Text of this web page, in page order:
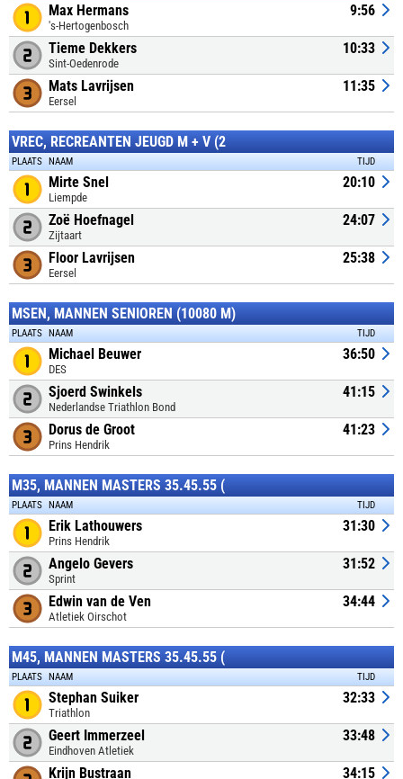
Max Hermans
's-Hertogenbosch
9:56
Tieme Dekkers
Sint-Oedenrode
10:33
Mats Lavrijsen
Eersel
11:35
VREC, RECREANTEN JEUGD M + V (2
PLAATS NAAM TIJD
Mirte Snel
Liempde
20:10
Zoë Hoefnagel
Zijtaart
24:07
Floor Lavrijsen
Eersel
25:38
MSEN, MANNEN SENIOREN (10080 M)
PLAATS NAAM TIJD
Michael Beuwer
DES
36:50
Sjoerd Swinkels
Nederlandse Triathlon Bond
41:15
Dorus de Groot
Prins Hendrik
41:23
M35, MANNEN MASTERS 35.45.55 (
PLAATS NAAM TIJD
Erik Lathouwers
Prins Hendrik
31:30
Angelo Gevers
Sprint
31:52
Edwin van de Ven
Atletiek Oirschot
34:44
M45, MANNEN MASTERS 35.45.55 (
PLAATS NAAM TIJD
Stephan Suiker
Triathlon
32:33
Geert Immerzeel
Eindhoven Atletiek
33:48
Krijn Bustraan 34:15